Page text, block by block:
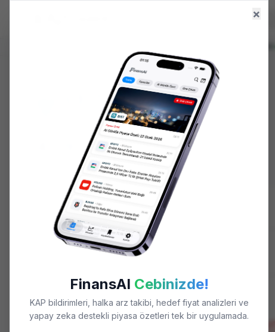
Hisseler
×
FinansAI Cebinizde!
KAP bildirimleri, halka arz takibi, hedef fiyat analizleri ve
yapay zeka destekli piyasa özetleri tek bir uygulamada.
HISSELER YBTAS
YBTAS
₺
-20.17 %)
GÜN DÜŞÜK
13.88
GÜN YÜKSEK
14.09
HACIM
77K
Fiyat Grafiği